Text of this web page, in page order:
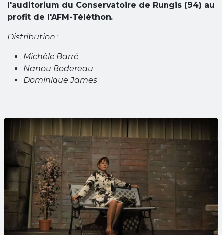
l'auditorium du Conservatoire de Rungis (94) au
profit de l'AFM-Téléthon.
Distribution :
Michèle Barré
Nanou Bodereau
Dominique James